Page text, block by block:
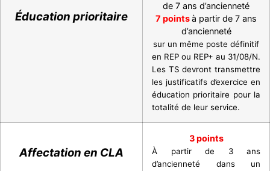
Éducation prioritaire
de 7 ans d’ancienneté
7 pointsà partir de 7 ans
d’ancienneté
sur un même poste définitif
en REP ou REP+ au 31/08/N.
Les TS devront transmettre
les justificatifs d’exercice en
éducation prioritaire pour la
totalité de leur service.
Affectation en CLA
3 points
À partir de 3 ans
d’ancienneté dans un